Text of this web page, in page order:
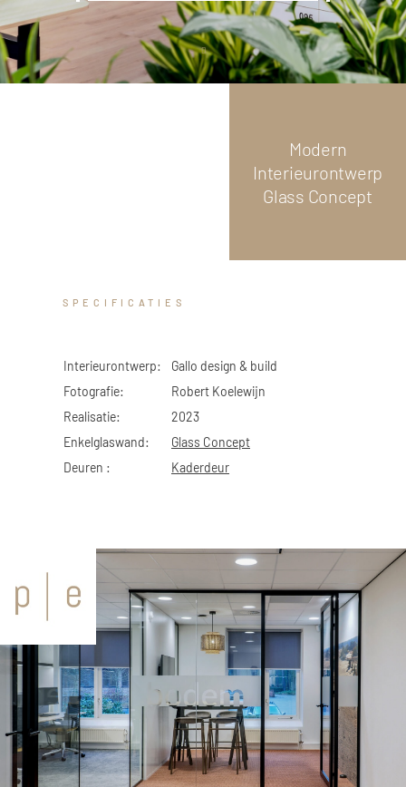
Scroll
down
Modern
Interieurontwerp
Glass Concept
SPECIFICATIES
Interieurontwerp:
Gallo design & build
Fotografie:
Robert Koelewijn
Realisatie:
2023
Enkelglaswand:
Glass Concept
Deuren :
Kaderdeur